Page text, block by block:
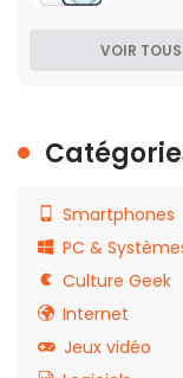
VOIR
Smartphones
PC &
Culture Geek
Internet
Jeux vidéo